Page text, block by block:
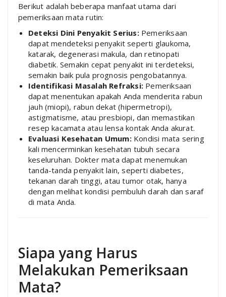
Berikut adalah beberapa manfaat utama dari
pemeriksaan mata rutin:
Deteksi Dini Penyakit Serius:Pemeriksaan
dapat mendeteksi penyakit seperti glaukoma,
katarak, degenerasi makula, dan retinopati
diabetik. Semakin cepat penyakit ini terdeteksi,
semakin baik pula prognosis pengobatannya.
Identifikasi Masalah Refraksi: Pemeriksaan
dapat menentukan apakah Anda menderita rabun
jauh (miopi), rabun dekat (hipermetropi),
astigmatisme, atau presbiopi, dan memastikan
resep kacamata atau lensa kontak Anda akurat.
Evaluasi Kesehatan Umum:Kondisi mata sering
kali mencerminkan kesehatan tubuh secara
keseluruhan. Dokter mata dapat menemukan
tanda-tanda penyakit lain, seperti diabetes,
tekanan darah tinggi, atau tumor otak, hanya
dengan melihat kondisi pembuluh darah dan saraf
di mata Anda.
Siapa yang Harus
Melakukan Pemeriksaan
Mata?